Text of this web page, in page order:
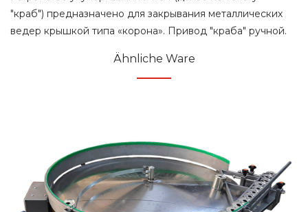
"краб") предназначено для закрывания металлических
ведер крышкой типа «корона». Привод "краба" ручной.
Ähnliche Ware